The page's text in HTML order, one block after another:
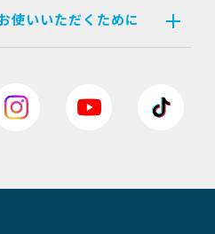
使いいただくために